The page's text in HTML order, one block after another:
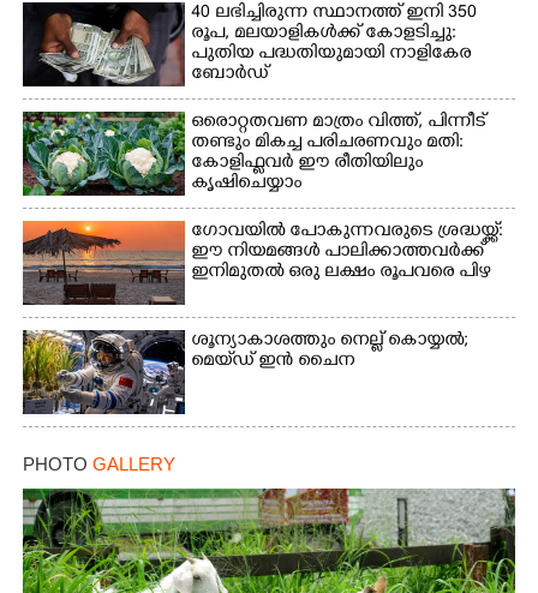
40 ലഭിച്ചിരുന്ന സ്ഥാനത്ത് ഇനി 350
രൂപ, മലയാളികൾക്ക് കോളടിച്ചു:
പുതിയ പദ്ധതിയുമായി നാളികേര
ബോർഡ്
ഒരൊറ്റതവണ മാത്രം വിത്ത്, പിന്നീട്
തണ്ടും മികച്ച പരിചരണവും മതി:
കോളിഫ്ലവർ ഈ രീതിയിലും
കൃഷിചെയ്യാം
ഗോവയിൽ പോകുന്നവരുടെ ശ്രദ്ധയ്ക്ക്:
ഈ നിയമങ്ങൾ പാലിക്കാത്തവർക്ക്
ഇനിമുതൽ ഒരു ലക്ഷം രൂപവരെ പിഴ
ശൂന്യാകാശത്തും നെല്ല് കൊയ്യൽ;
മെയ്‌ഡ് ഇൻ ചൈന
PHOTO GALLERY
Copy Link